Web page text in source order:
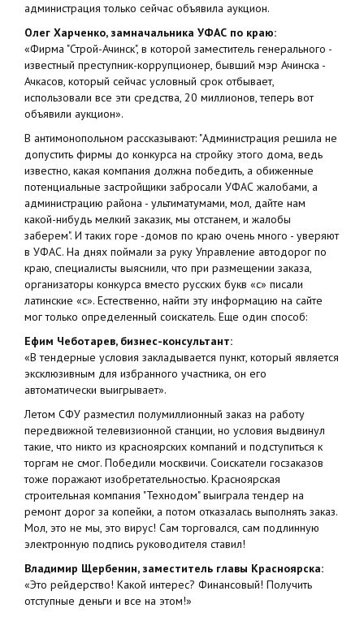
администрация только сейчас объявила аукцион.
Олег Харченко, замначальника УФАС по краю:
«Фирма "Строй-Ачинск", в которой заместитель генерального -
известный преступник-коррупционер, бывший мэр Ачинска -
Ачкасов, который сейчас условный срок отбывает,
использовали все эти средства, 20 миллионов, теперь вот
объявили аукцион».
В антимонопольном рассказывают: "Администрация решила не
допустить фирмы до конкурса на стройку этого дома, ведь
известно, какая компания должна победить, а обиженные
потенциальные застройщики забросали УФАС жалобами, а
администрацию района - ультиматумами, мол, дайте нам
какой-нибудь мелкий заказик, мы отстанем, и жалобы
заберем". И таких горе -домов по краю очень много - уверяют
в УФАС. На днях поймали за руку Управление автодорог по
краю, специалисты выяснили, что при размещении заказа,
организаторы конкурса вместо русских букв «с» писали
латинские «с». Естественно, найти эту информацию на сайте
мог только определенный соискатель. Еще один способ:
Ефим Чеботарев, бизнес-консультант:
«В тендерные условия закладывается пункт, который является
эксклюзивным для избранного участника, он его
автоматически выигрывает».
Летом СФУ разместил полумиллионный заказ на работу
передвижной телевизионной станции, но условия выдвинул
такие, что никто из красноярских компаний и подступиться к
торгам не смог. Победили москвичи. Соискатели госзаказов
тоже поражают изобретательностью. Красноярская
строительная компания "Технодом" выиграла тендер на
ремонт дорог за копейки, а потом отказалась выполнять заказ.
Мол, это не мы, это вирус! Сам торговался, сам подлинную
электронную подпись руководителя ставил!
Владимир Щербенин, заместитель главы Красноярска:
«Это рейдерство! Какой интерес? Финансовый! Получить
отступные деньги и все на этом!»